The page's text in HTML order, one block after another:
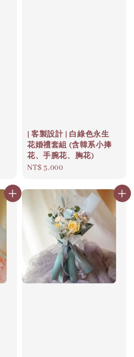
| 客製設計 | 白綠色永生
花婚禮套組 (含韓系小捧
花、手腕花、胸花)
Regular
NT$ 3,000